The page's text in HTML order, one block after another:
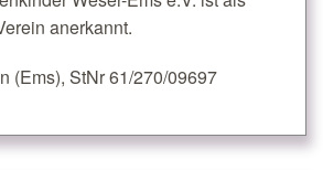
anerkannt.
(Ems), StNr 61/270/09697